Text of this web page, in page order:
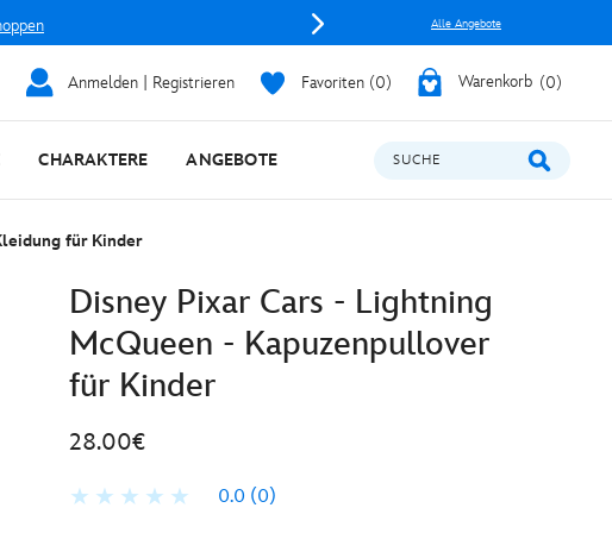
Alle Angebote
Anmelden | Registrieren Favoriten 0 Warenkorb 0
CHARAKTERE ANGEBOTE SUCHE
für Kinder
Disney Pixar Cars - Lightning
McQueen - Kapuzenpullover
für Kinder
28.00€
0.0 (0)